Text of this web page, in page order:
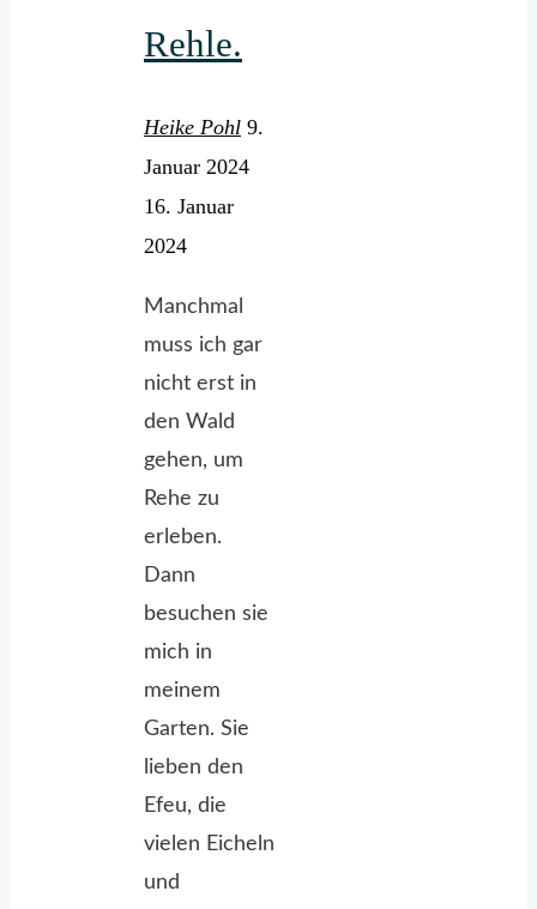
Rehle.
Heike Pohl 9.
Januar 2024
16. Januar
2024
Manchmal
muss ich gar
nicht erst in
den Wald
gehen, um
Rehe zu
erleben.
Dann
besuchen sie
mich in
meinem
Garten. Sie
lieben den
Efeu, die
vielen Eicheln
und